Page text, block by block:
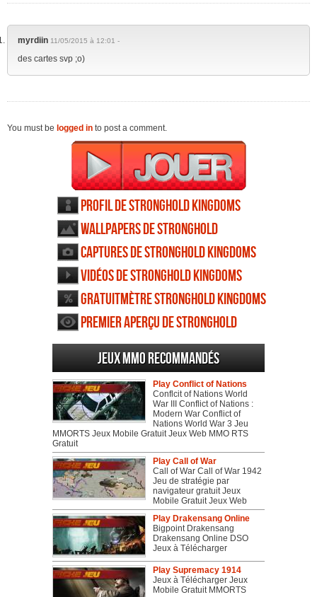
myrdiin 11/05/2015 à 12:01 -
des cartes svp ;o)
You must be logged in to post a comment.
Profil de Stronghold Kingdoms
Wallpapers de Stronghold
Kingdoms
Captures de Stronghold Kingdoms
Vidéos de Stronghold Kingdoms
Gratuitmètre Stronghold Kingdoms
Premier aperçu de Stronghold
Kingdoms
Jeux MMO recommandés
Play Conflict of Nations
Conflcit of Nations World
War III Conflict of Nations :
Modern War Conflict of
Nations World War 3 Jeu
MMORTS Jeux Mobile Gratuit Jeux Web MMO RTS
Gratuit
Play Call of War
Call of War Call of War 1942
Jeu de stratégie par
navigateur gratuit Jeux
Mobile Gratuit Jeux Web
Play Drakensang Online
Bigpoint Drakensang
Drakensang Online DSO
Jeux à Télécharger
Play Supremacy 1914
Jeux à Télécharger Jeux
Mobile Gratuit MMORTS